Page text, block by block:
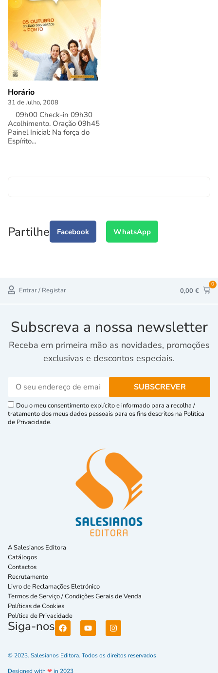
Horário
31 de Julho, 2008
09h00 Check-in 09h30
Acolhimento. Oração 09h45
Painel Inicial: Na força do
Espírito...
Partilhe Facebook WhatsApp
Entrar / Registar 0,00 €
0
Subscreva a nossa newsletter
Receba em primeira mão as novidades, promoções
exclusivas e descontos especiais.
Dou o meu consentimento explícito e informado para a recolha /
tratamento dos meus dados pessoais para os fins descritos na Política
de Privacidade.
A Salesianos Editora
Catálogos
Contactos
Recrutamento
Livro de Reclamações Eletrónico
Termos de Serviço / Condições Gerais de Venda
Políticas de Cookies
Política de Privacidade
Siga-nos
© 2023. Salesianos Editora. Todos os direitos reservados
Designed with ❤in 2023